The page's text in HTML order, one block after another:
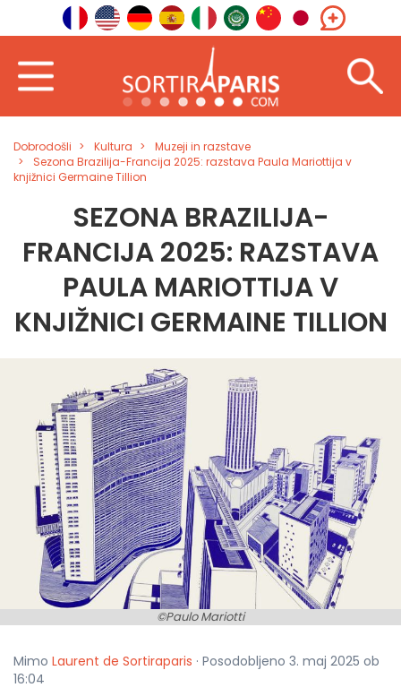
Dobrodošli Kultura
Muzeji in razstave
Sezona Brazilija-Francija 2025: razstava Paula Mariottija v
knjižnici Germaine Tillion
SEZONA BRAZILIJA-
FRANCIJA 2025: RAZSTAVA
PAULA MARIOTTIJA V
KNJIŽNICI GERMAINE TILLION
©Paulo Mariotti
Mimo Laurent de Sortiraparis · Posodobljeno 3. maj 2025 ob
16:04